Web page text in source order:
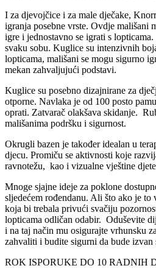
I za djevojčice i za male dječake,
igranja posebne vrste. Ovdje mališani
igre i jednostavno se igrati s
svaku sobu. Kuglice su intenzivnih
lopticama, mališani se mogu sigurno
mekan zahvaljujući podstavi.
Kuglice su posebno dizajnirane za
otporne. Navlaka je od 100 posto
oprati. Zatvarač olakšava skidanje.
mališanima podršku i sigurnost.
Okrugli bazen je također idealan u
djecu. Promiču se aktivnosti koje
ravnotežu, kao i vizualne vještine
Mnoge sjajne ideje za poklone
sljedećem rođendanu. Ali što ako je
koja bi trebala privući svačiju
lopticama odličan odabir. Oduševite
i na taj način mu osigurajte vrhunsku
zahvaliti i budite sigurni da bude izvan
ROK ISPORUKE DO 10 RADNIH